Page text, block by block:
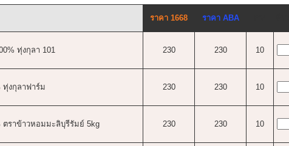
ราคา 1668 ราคา ABA
ทุ่งกุลา 101 230 230 10
ทุ่งกุลาฟาร์ม 230 230 10
ตราข้าวหอมมะลิบุรีรัมย์ 5kg 230 230 10